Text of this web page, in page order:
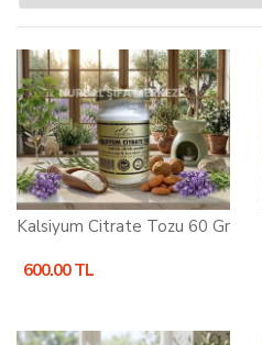
Kalsiyum Citrate Tozu 60 Gr
600.00 TL